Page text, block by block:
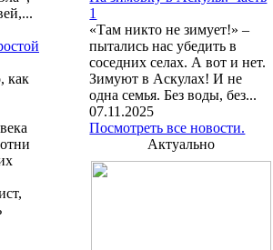
как
1
«Там никто не зимует!» –
пытались нас убедить в
соседних селах. А вот и нет.
Зимуют в Аскулах! И не
одна семья. Без воды, без...
07.11.2025
Посмотреть все новости.
Актуально